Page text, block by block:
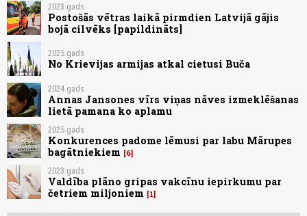
2023.gads
Postošās vētras laikā pirmdien Latvijā gājis
bojā cilvēks [papildināts]
2025.gads
No Krievijas armijas atkal cietusi Buča
2024.gads
Annas Jansones vīrs viņas nāves izmeklēšanas
lietā pamana ko aplamu
2025.gads
Konkurences padome lēmusi par labu Mārupes
bagātniekiem
6
2023.gads
Valdība plāno gripas vakcīnu iepirkumu par
četriem miljoniem
1